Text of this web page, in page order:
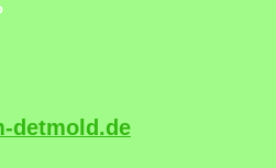
detmold.de